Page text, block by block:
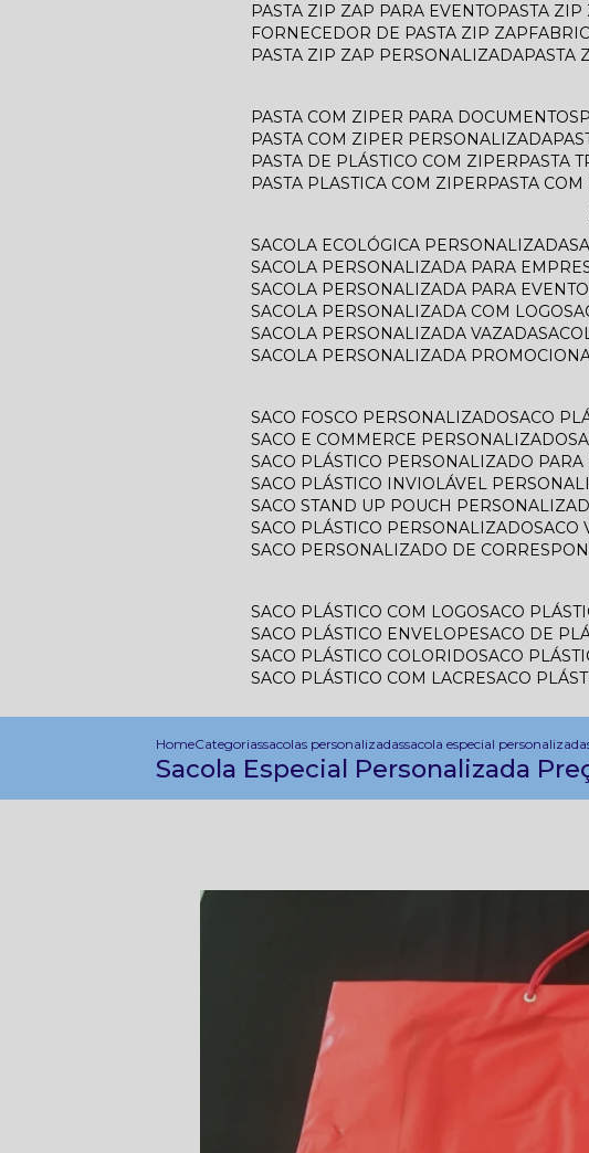
PASTA ZIP ZAP PARA EVENTO PASTA
FORNECEDOR DE PASTA ZIP ZAP
PASTA ZIP ZAP PERSONALIZADA
PASTA COM ZIPER PARA DOCUMENTOS
PASTA COM ZIPER PERSONALIZADA
PASTA DE PLÁSTICO COM ZIPER PASTA
PASTA PLASTICA COM ZIPER PASTA
SACOLA ECOLÓGICA PERSONALIZADA
SACOLA PERSONALIZADA PARA
SACOLA PERSONALIZADA PARA
SACOLA PERSONALIZADA COM LOGO
SACOLA PERSONALIZADA VAZADA
SACOLA PERSONALIZADA
SACO FOSCO PERSONALIZADO SACO
SACO E COMMERCE PERSONALIZADO
SACO PLÁSTICO PERSONALIZADO
SACO PLÁSTICO INVIOLÁVEL
SACO STAND UP POUCH
SACO PLÁSTICO PERSONALIZADO
SACO PERSONALIZADO DE
SACO PLÁSTICO COM LOGO SACO
SACO PLÁSTICO ENVELOPE SACO DE
SACO PLÁSTICO COLORIDO SACO
SACO PLÁSTICO COM LACRE SACO
HomeCategoriassacolas personalizadassacola especial personalizada
Sacola Especial Personalizada